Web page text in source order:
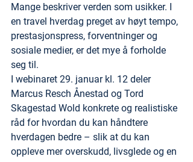
Mange beskriver verden som usikker. I
en travel hverdag preget av høyt tempo,
prestasjonspress, forventninger og
sosiale medier, er det mye å forholde
seg til.
I webinaret 29. januar kl. 12 deler
Marcus Resch Ånestad og Tord
Skagestad Wold konkrete og realistiske
råd for hvordan du kan håndtere
hverdagen bedre – slik at du kan
oppleve mer overskudd, livsglede og en